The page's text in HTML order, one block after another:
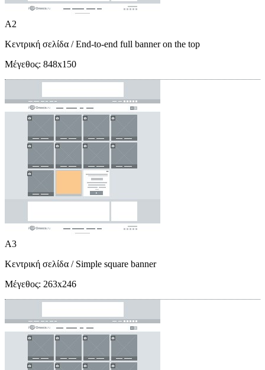
A2
Κεντρική σελίδα / End-to-end full banner on the top
Μέγεθος: 848x150
A3
Κεντρική σελίδα / Simple square banner
Μέγεθος: 263x246